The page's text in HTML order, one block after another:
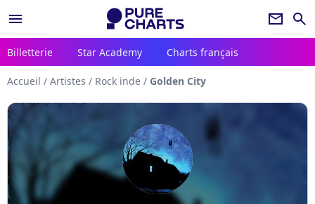
menu newsletter search
Billetterie Star Academy Charts français
Accueil / Artistes / Rock inde / Golden City